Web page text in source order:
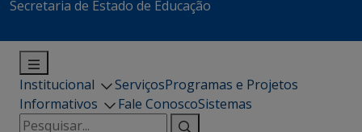
Secretaria de Estado de Educação
Institucional ServiçosProgramas e Projetos
Informativos
Fale ConoscoSistemas
Pesquisar